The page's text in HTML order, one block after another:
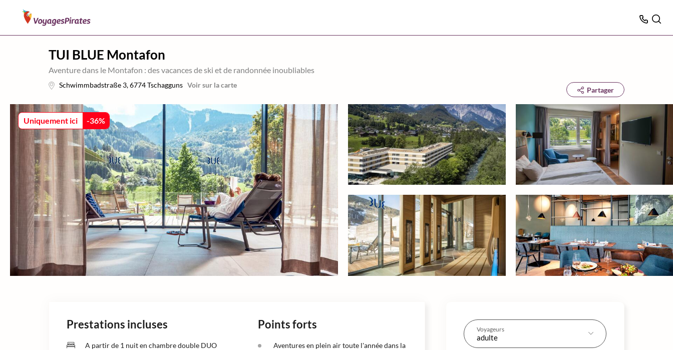
TUI BLUE Montafon
Aventure dans le Montafon : des vacances de ski et de randonnée inoubliables
Schwimmbadstraße 3,6774Tschagguns Voir sur la carte
Partager
Uniquement ici -36%
Voyageurs
adulte
Prestations incluses
A partir de 1 nuit en chambre double DUO
Points forts
Aventures en plein air toute l'année dans la